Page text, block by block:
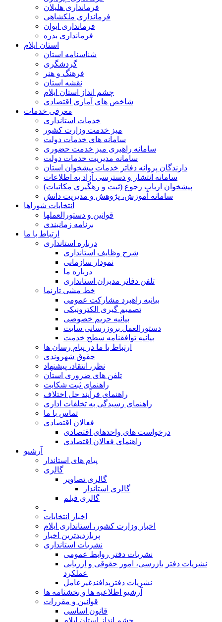
فرمانداری هلیلان
فرمانداری ملکشاهی
فرمانداری ایوان
فرمانداری بدره
استان ایلام
شناسنامه استان
گردشگری
فرهنگ و هنر
نقشه استان
چشم انداز استان ایلام
شاخص های آماری اقتصادی
معرفی خدمات
خدمات استانداری
میز خدمت وزارت کشور
سامانه های خدمات دولت
سامانه راهبری میز خدمت حضوری
سامانه مدیریت خدمات دولت
دارندگان پروانه دفاتر خدمات پیشخوان استان
سامانه انتشار و دسترسی آزاد به اطلاعات
پیشخوان ارباب رجوع (ثبت و رهگیری مکاتبات)
سامانه آموزش، پژوهش و مدیریت دانش
انتخابات شوراها
قوانین و دستورالعملها
برنامه زمانبندی
ارتباط با ما
درباره استانداری
شرح وظایف استانداری
نمودار سازمانی
درباره ما
تلفن دفاتر مدیران استانداری
خط مشی تارنما
بیانیه راهبرد مشارکت عمومی
تصمیم گیری الکترونیکی
بیانیه حریم خصوصی
دستورالعمل بروزرسانی سایت
بیانیه توافقنامه سطح خدمت
ارتباط با ما در پیام رسان ها
حقوق شهروندی
نظر، انتقاد، پیشنهاد
تلفن های ضروری استان
راهنمای ثبت شکایت
راهنمای فرآیند حل اختلاف
راهنمای رسیدگی به تخلفات اداری
تماس با ما
فعالان اقتصادی
درخواست های واحدهای اقتصادی
راهنمای فعالان اقتصادی
آرشیو
پیام های استاندار
گالری
گالری تصاویر
گالری استاندار
گالری فیلم
اخبار انتخابات
اخبار وزارت کشور، استانداری ایلام
پربازدیدترین اخبار
نشریات استانداری
نشریات دفتر روابط عمومی
نشريات دفتر بازرسی، امور حقوقی و ارزيابی
عملکرد
نشريات دفترپدافندغيرعامل
آرشیو اطلاعیه ها و بخشنامه ها
قوانین و مقررات
قانون اساسی
چشم انداز استان ایلام